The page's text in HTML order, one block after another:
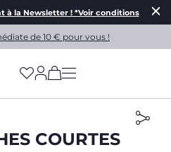
à la Newsletter ! *Voir conditions
de 10 € pour vous !
(has more options
COURTES